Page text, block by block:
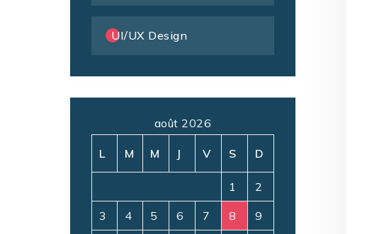
UI/UX Design
août 2026
L M M J V S D
1 2
3 4 5 6 7 8 9